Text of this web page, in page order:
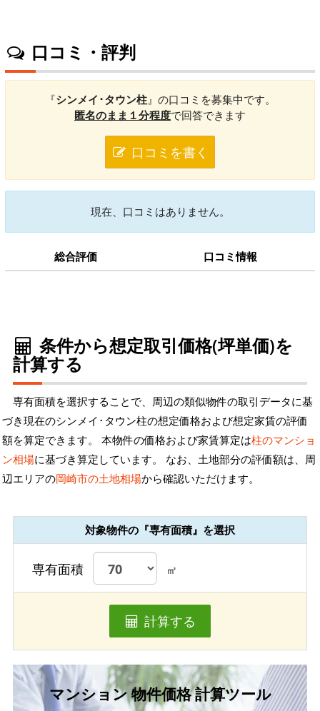
口コミ・評判
『シンメイ･タウン柱』の口コミを募集中です。
匿名のまま１分程度で回答できます
口コミを書く
現在、口コミはありません。
総合評価 口コミ情報
条件から想定取引価格(坪単価)を
計算する
専有面積を選択することで、周辺の類似物件の取引データに基
づき現在のシンメイ･タウン柱の想定価格および想定家賃の評価
額を算定できます。 本物件の価格および家賃算定は柱のマンショ
ン相場に基づき算定しています。 なお、土地部分の評価額は、周
辺エリアの岡崎市の土地相場から確認いただけます。
対象物件の『専有面積』を選択
専有面積 ㎡
計算する
マンション 物件価格 計算ツール